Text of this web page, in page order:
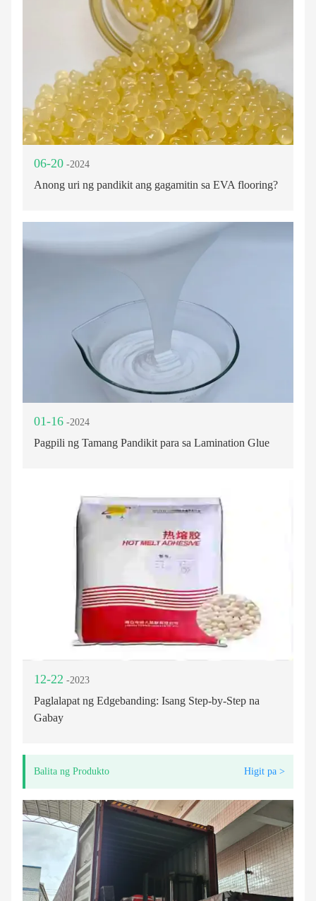
06-20 -2024
Anong uri ng pandikit ang gagamitin sa EVA flooring?
01-16 -2024
Pagpili ng Tamang Pandikit para sa Lamination Glue
12-22 -2023
Paglalapat ng Edgebanding: Isang Step-by-Step na
Gabay
Balita ng Produkto Higit pa >